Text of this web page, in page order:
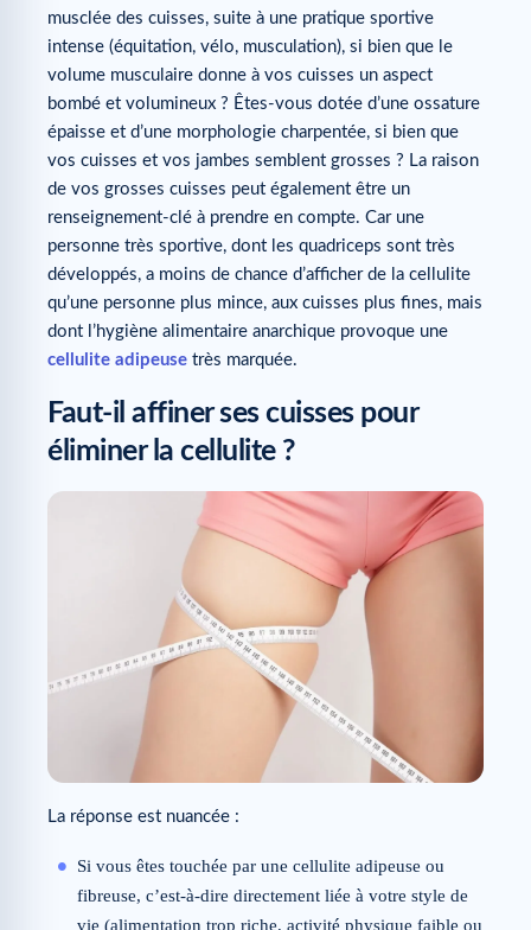
musclée des cuisses, suite à une pratique sportive
intense (équitation, vélo, musculation), si bien que le
volume musculaire donne à vos cuisses un aspect
bombé et volumineux ? Êtes-vous dotée d’une ossature
épaisse et d’une morphologie charpentée, si bien que
vos cuisses et vos jambes semblent grosses ? La raison
de vos grosses cuisses peut également être un
renseignement-clé à prendre en compte. Car une
personne très sportive, dont les quadriceps sont très
développés, a moins de chance d’afficher de la cellulite
qu’une personne plus mince, aux cuisses plus fines, mais
dont l’hygiène alimentaire anarchique provoque une
cellulite adipeuse très marquée.
Faut-il affiner ses cuisses pour
éliminer la cellulite ?
La réponse est nuancée :
Si vous êtes touchée par une cellulite adipeuse ou
fibreuse, c’est-à-dire directement liée à votre style de
vie (alimentation trop riche, activité physique faible ou